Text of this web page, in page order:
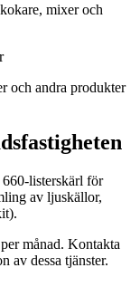
mixer och
och andra produkter
listerskärl för
av ljuskällor,
månad. Kontakta
av dessa tjänster.